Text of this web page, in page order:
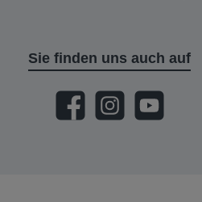
Sie finden uns auch auf
FacebookInstagramYouTube